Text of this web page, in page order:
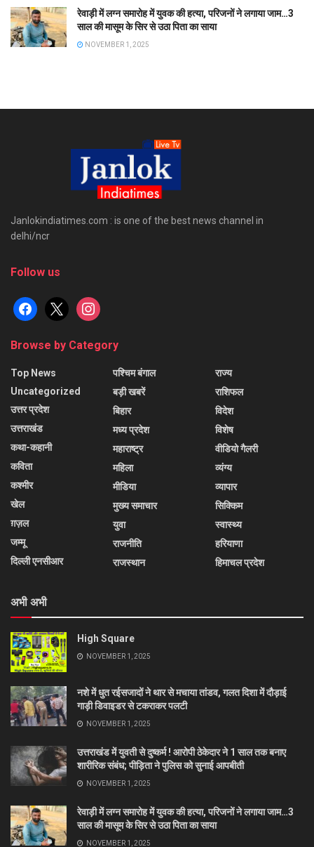
रेवाड़ी में लग्न समारोह में युवक की हत्या, परिजनों ने लगाया जाम…3
साल की मासूम के सिर से उठा पिता का साया
NOVEMBER 1, 2025
Janlokindiatimes.com : is one of the best news channel in
delhi/ncr
Follow us
facebook
x instagram
Browse by Category
Top News
Uncategorized
उत्तर प्रदेश
उत्तराखंड
कथा-कहानी
कविता
कश्मीर
खेल
ग़ज़ल
जम्मू
दिल्ली एनसीआर
पश्चिम बंगाल
बड़ी खबरें
बिहार
मध्य प्रदेश
महाराष्ट्र
महिला
मीडिया
मुख्य समाचार
युवा
राजनीति
राजस्थान
राज्य
राशिफल
विदेश
विशेष
वीडियो गैलरी
व्यंग्य
व्यापार
सिक्किम
स्वास्थ्य
हरियाणा
हिमाचल प्रदेश
अभी अभी
High Square
NOVEMBER 1, 2025
नशे में धुत रईसजादों ने थार से मचाया तांडव, गलत दिशा में दौड़ाई
गाड़ी डिवाइडर से टकराकर पलटी
NOVEMBER 1, 2025
उत्तराखंड में युवती से दुष्कर्म ! आरोपी ठेकेदार ने 1 साल तक बनाए
शारीरिक संबंध; पीड़िता ने पुलिस को सुनाई आपबीती
NOVEMBER 1, 2025
रेवाड़ी में लग्न समारोह में युवक की हत्या, परिजनों ने लगाया जाम…3
साल की मासूम के सिर से उठा पिता का साया
NOVEMBER 1, 2025